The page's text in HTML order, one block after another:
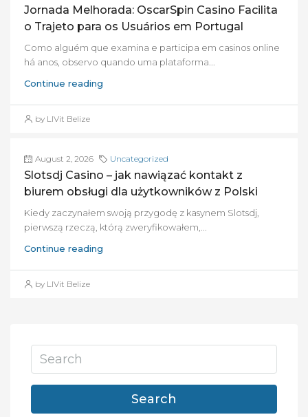
Jornada Melhorada: OscarSpin Casino Facilita
o Trajeto para os Usuários em Portugal
Como alguém que examina e participa em casinos online
há anos, observo quando uma plataforma...
Continue reading
by LIVit Belize
August 2, 2026 Uncategorized
Slotsdj Casino – jak nawiązać kontakt z
biurem obsługi dla użytkowników z Polski
Kiedy zaczynałem swoją przygodę z kasynem Slotsdj,
pierwszą rzeczą, którą zweryfikowałem,...
Continue reading
by LIVit Belize
Search